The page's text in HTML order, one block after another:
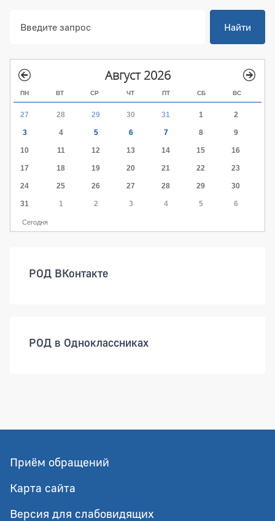
Найти
Август 2026
ПН ВТ СР ЧТ ПТ СБ ВС
27 28 29 30 31 1 2
3 4 5 6 7 8 9
10 11 12 13 14 15 16
17 18 19 20 21 22 23
24 25 26 27 28 29 30
31 1 2 3 4 5 6
Сегодня
РОД ВКонтакте
РОД в Одноклассниках
Приём обращений
Карта сайта
Версия для слабовидящих